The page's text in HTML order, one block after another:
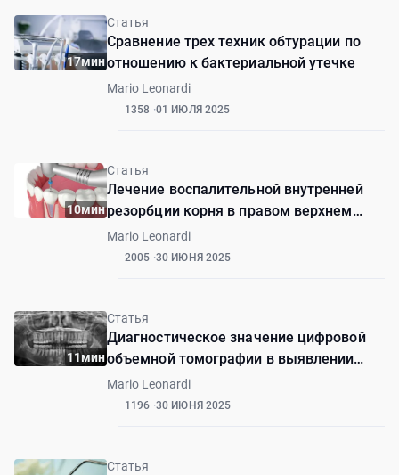
17мин
Статья
Сравнение трех техник обтурации по
отношению к бактериальной утечке
Mario Leonardi
1358 01 ИЮЛЯ 2025
10мин
Статья
Лечение воспалительной внутренней
резорбции корня в правом верхнем
клыке с использованием
биокерамического цемента:
Mario Leonardi
2005 30 ИЮНЯ 2025
11мин
Статья
Диагностическое значение цифровой
объемной томографии в выявлении
вестибулярной корневой перфорации:
клинический случай
Mario Leonardi
1196 30 ИЮНЯ 2025
Статья